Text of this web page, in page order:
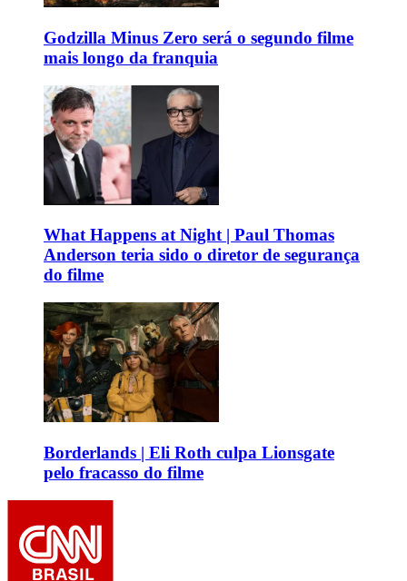
Godzilla Minus Zero será o segundo filme
mais longo da franquia
What Happens at Night | Paul Thomas
Anderson teria sido o diretor de segurança
do filme
Borderlands | Eli Roth culpa Lionsgate
pelo fracasso do filme